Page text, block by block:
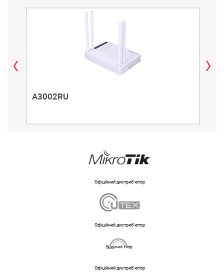
A3002RU
Офіційний дистриб'ютор
Офіційний дистриб'ютор
Офіційний дистриб'ютор